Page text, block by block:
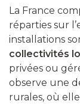
La France
réparties sur
installations
collectivités
privées ou
observe une
rurales, où